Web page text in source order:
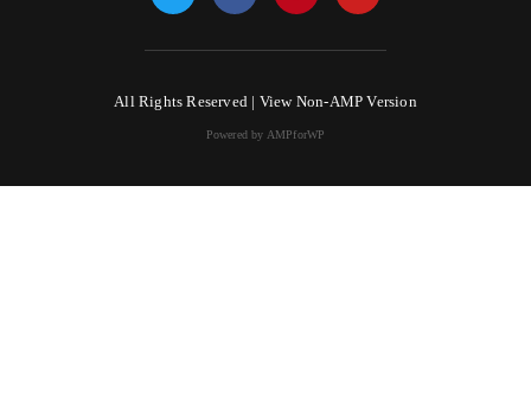
All Rights Reserved | View Non-AMP Version
Powered by AMPforWP